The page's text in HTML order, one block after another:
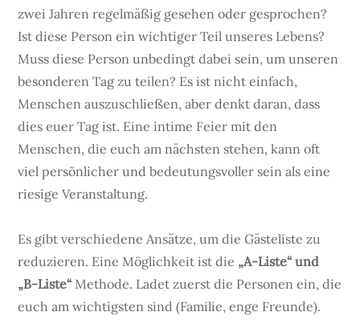
zwei Jahren regelmäßig gesehen oder gesprochen?
Ist diese Person ein wichtiger Teil unseres Lebens?
Muss diese Person unbedingt dabei sein, um unseren
besonderen Tag zu teilen? Es ist nicht einfach,
Menschen auszuschließen, aber denkt daran, dass
dies euer Tag ist. Eine intime Feier mit den
Menschen, die euch am nächsten stehen, kann oft
viel persönlicher und bedeutungsvoller sein als eine
riesige Veranstaltung.
Es gibt verschiedene Ansätze, um die Gästeliste zu
reduzieren. Eine Möglichkeit ist die „A-Liste“ und
„B-Liste“ Methode. Ladet zuerst die Personen ein, die
euch am wichtigsten sind (Familie, enge Freunde).